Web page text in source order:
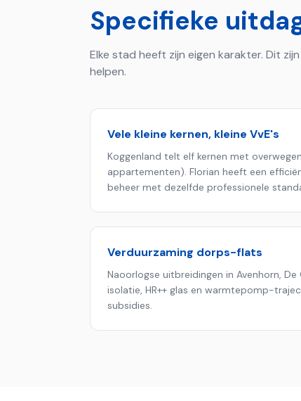
Specifieke
Elke stad heeft zijn eigen karakter. Dit
helpen.
Vele kleine kernen, kleine VvE's
Koggenland telt elf kernen met
appartementen). Florian heeft een
beheer met dezelfde professionele
Verduurzaming dorps-flats
Naoorlogse uitbreidingen in Avenhorn,
isolatie, HR++ glas en warmtepomp-
subsidies.